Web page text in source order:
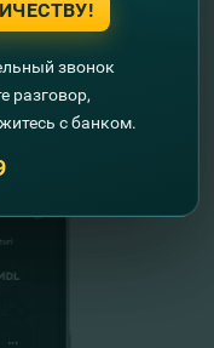
звонок
разговор,
с банком.